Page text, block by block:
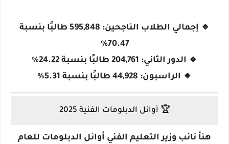
🔹 إجمالي الطلاب الناجحين
: 595,848 طالبًا بنسبة
70.47%
🔹 الدور الثاني: 204,761 طالبًا بنسبة 24.22%
🔹 الراسبون: 44,928 طالبًا بنسبة 5.31%
🏆 أوائل الدبلومات الفنية 2025
هنأ نائب وزير التعليم الفني أوائل الدبلومات للعام